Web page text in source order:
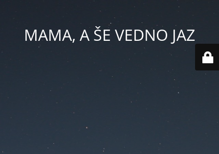
MAMA, A ŠE VEDNO JAZ